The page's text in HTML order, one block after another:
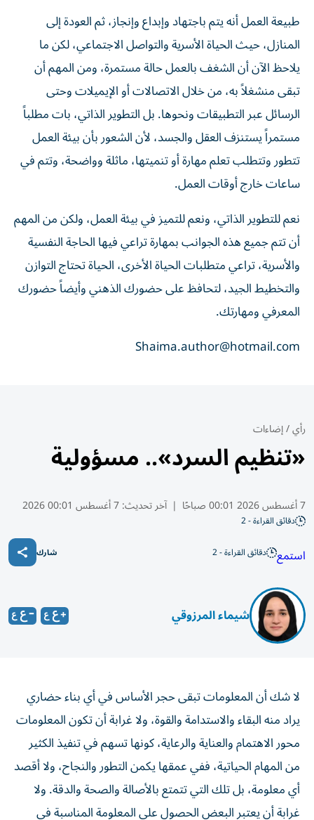
طبيعة العمل أنه يتم باجتهاد وإبداع وإنجاز، ثم العودة إلى
المنازل، حيث الحياة الأسرية والتواصل الاجتماعي، لكن ما
يلاحظ الآن أن الشغف بالعمل حالة مستمرة، ومن المهم أن
تبقى منشغلاً به، من خلال الاتصالات أو الإيميلات وحتى
الرسائل عبر التطبيقات ونحوها. بل التطوير الذاتي، بات مطلباً
مستمراً يستنزف العقل والجسد، لأن الشعور بأن بيئة العمل
تتطور وتتطلب تعلم مهارة أو تنميتها، ماثلة وواضحة، وتتم في
ساعات خارج أوقات العمل.
نعم للتطوير الذاتي، ونعم للتميز في بيئة العمل، ولكن من المهم
أن تتم جميع هذه الجوانب بمهارة تراعي فيها الحاجة النفسية
والأسرية، تراعي متطلبات الحياة الأخرى، الحياة تحتاج التوازن
والتخطيط الجيد، لتحافظ على حضورك الذهني وأيضاً حضورك
المعرفي ومهارتك.
Shaima.author@hotmail.com
رأي/إضاءات
«تنظيم السرد».. مسؤولية
7 أغسطس 2026 00:01 صباحًا | آخر تحديث:7 أغسطس 00:01 2026
دقائق القراءة - 2
استمع دقائق القراءة - 2 شارك
شيماء المرزوقي
لا شك أن المعلومات تبقى حجر الأساس في أي بناء حضاري
يراد منه البقاء والاستدامة والقوة، ولا غرابة أن تكون المعلومات
محور الاهتمام والعناية والرعاية، كونها تسهم في تنفيذ الكثير
من المهام الحياتية، ففي عمقها يكمن التطور والنجاح، ولا أقصد
أي معلومة، بل تلك التي تتمتع بالأصالة والصحة والدقة. ولا
غرابة أن يعتبر البعض الحصول على المعلومة المناسبة في